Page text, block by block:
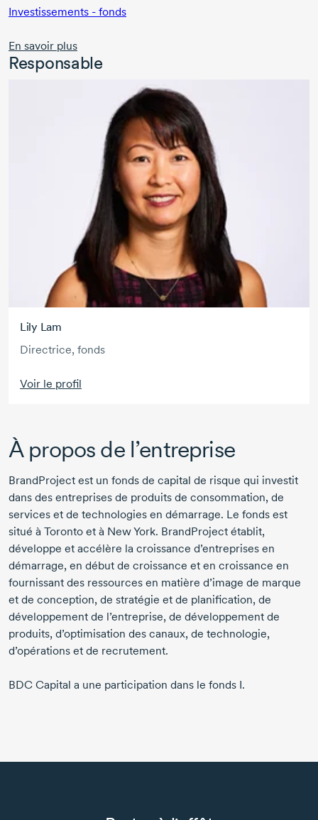
Investissements - fonds
En savoir plus
Responsable
Lily Lam
Directrice, fonds
Voir le profil
À propos de l’entreprise
BrandProject est un fonds de capital de risque qui investit
dans des entreprises de produits de consommation, de
services et de technologies en démarrage. Le fonds est
situé à Toronto et à New York. BrandProject établit,
développe et accélère la croissance d’entreprises en
démarrage, en début de croissance et en croissance en
fournissant des ressources en matière d’image de marque
et de conception, de stratégie et de planification, de
développement de l’entreprise, de développement de
produits, d’optimisation des canaux, de technologie,
d’opérations et de recrutement.
BDC Capital a une participation dans le fonds I.